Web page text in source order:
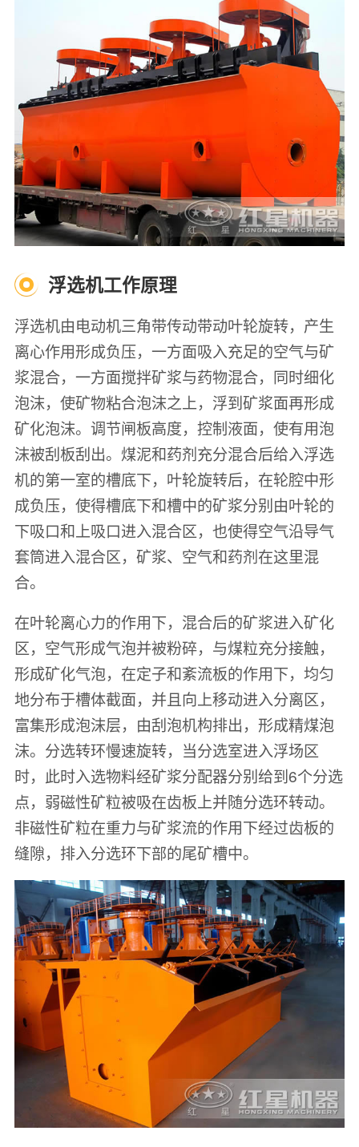
浮选机工作原理
浮选机由电动机三角带传动带动叶轮旋转，产生
离心作用形成负压，一方面吸入充足的空气与矿
浆混合，一方面搅拌矿浆与药物混合，同时细化
泡沫，使矿物粘合泡沫之上，浮到矿浆面再形成
矿化泡沫。调节闸板高度，控制液面，使有用泡
沫被刮板刮出。煤泥和药剂充分混合后给入浮选
机的第一室的槽底下，叶轮旋转后，在轮腔中形
成负压，使得槽底下和槽中的矿浆分别由叶轮的
下吸口和上吸口进入混合区，也使得空气沿导气
套筒进入混合区，矿浆、空气和药剂在这里混
合。
在叶轮离心力的作用下，混合后的矿浆进入矿化
区，空气形成气泡并被粉碎，与煤粒充分接触，
形成矿化气泡，在定子和紊流板的作用下，均匀
地分布于槽体截面，并且向上移动进入分离区，
富集形成泡沫层，由刮泡机构排出，形成精煤泡
沫。分选转环慢速旋转，当分选室进入浮场区
时，此时入选物料经矿浆分配器分别给到6个分选
点，弱磁性矿粒被吸在齿板上并随分选环转动。
非磁性矿粒在重力与矿浆流的作用下经过齿板的
缝隙，排入分选环下部的尾矿槽中。